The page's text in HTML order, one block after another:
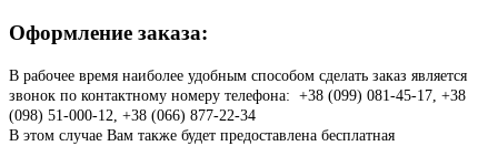
Оформление заказа:
В рабочее время наиболее удобным способом сделать заказ является
звонок по контактному номеру телефона: +38 (099) 081-45-17, +38
(098) 51-000-12, +38 (066) 877-22-34
В этом случае Вам также будет предоставлена бесплатная